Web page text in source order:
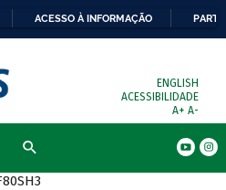
ACESSO À INFORMAÇÃO
ENGLISH
ACESSIBILIDADE
A+ A-